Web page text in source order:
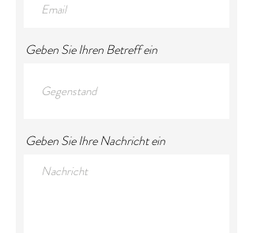
Geben Sie Ihren Betreff ein
Geben Sie Ihre Nachricht ein